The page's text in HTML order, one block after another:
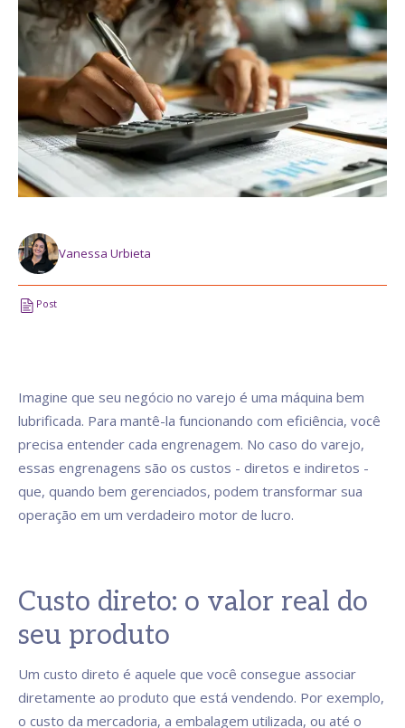
Vanessa Urbieta
Post
Imagine que seu negócio no varejo é uma máquina bem
lubrificada. Para mantê-la funcionando com eficiência, você
precisa entender cada engrenagem. No caso do varejo,
essas engrenagens são os custos - diretos e indiretos -
que, quando bem gerenciados, podem transformar sua
operação em um verdadeiro motor de lucro.
Custo direto: o valor real do
seu produto
Um custo direto é aquele que você consegue associar
diretamente ao produto que está vendendo. Por exemplo,
o custo da mercadoria, a embalagem utilizada, ou até o